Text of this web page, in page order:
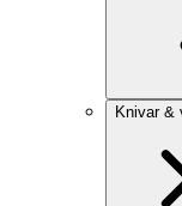
Knivar &